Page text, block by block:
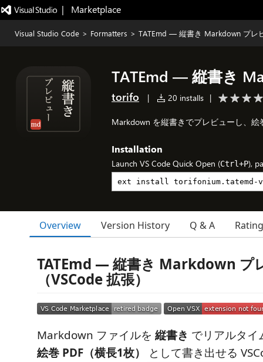
|   Marketplace
Visual Studio Code > Formatters > TATEmd — 縦書き Markdown プレ
TATEmd — 縦書き
torifo | 20 installs |
Markdown を縦書きでプレビューし、絵
Installation
Launch VS Code Quick Open (Ctrl+P),
Overview Version History Q & A
TATEmd — 縦書き Markdown プ
（VSCode 拡張）
Markdown ファイルを 縦書き でリアルタイ
絵巻 PDF（横長1枚）
として書き出せる